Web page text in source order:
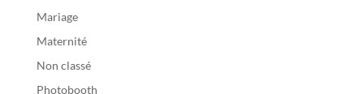
Mariage
Maternité
Non classé
Photobooth